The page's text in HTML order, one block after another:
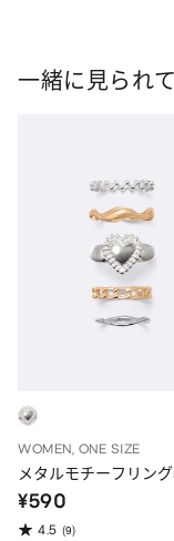
一緒に見られ
WOMEN, ONE SIZE
メタルモチーフリン
¥590
4.5 (9)